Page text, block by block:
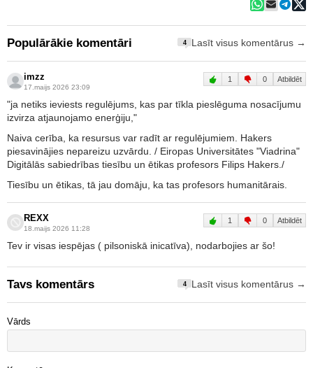
Populārākie komentāri 4 Lasīt visus komentārus →
imzz
17.maijs 2026 23:09
1 0 Atbildēt
"ja netiks ieviests regulējums, kas par tīkla pieslēguma nosacījumu
izvirza atjaunojamo enerģiju,"
Naiva cerība, ka resursus var radīt ar regulējumiem. Hakers
piesavinājies nepareizu uzvārdu. / Eiropas Universitātes "Viadrina"
Digitālās sabiedrības tiesību un ētikas profesors Filips Hakers./
Tiesību un ētikas, tā jau domāju, ka tas profesors humanitārais.
REXX
18.maijs 2026 11:28
1 0 Atbildēt
Tev ir visas iespējas ( pilsoniskā inicatīva), nodarbojies ar šo!
Tavs komentārs 4 Lasīt visus komentārus →
Vārds